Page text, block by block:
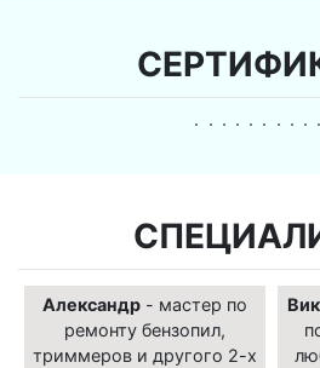
Александр - мастер по
ремонту бензопил,
триммеров и другого 2-х